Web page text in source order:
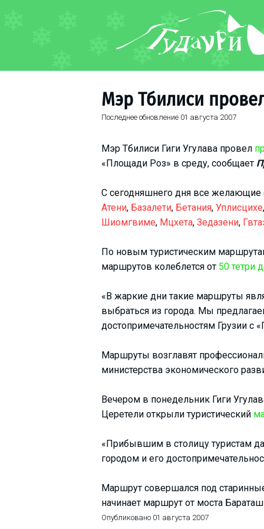
Мэр Тбилиси
Последнее обновление 01 августа 2007
Мэр Тбилиси Гиги Угулава провел
«Площади Роз» в среду, сообщает
С сегодняшнего дня все желающие
Атени, Базалети, Бетания, Уплисцихе,
Шиомгвиме, Мцхета, Зедазени,
По новым туристическим
маршрутов колеблется от 50 тетри
«В жаркие дни такие маршруты
выбраться из города. Мы
достопримечательностям Грузии с
Маршруты возглавят
министерства экономического
Вечером в понедельник Гиги
Церетели открыли туристический
«Прибывшим в столицу туристам
городом и его
Маршрут совершался под
начинает маршрут от моста
Опубликовано 01 августа 2007
Инструкторы
Развлечения
Календарь событий
Гудаури
INFO
ПРОЖИВАНИЕ
Горячие предложения
Долгосрочная аренда
Визы и Документы